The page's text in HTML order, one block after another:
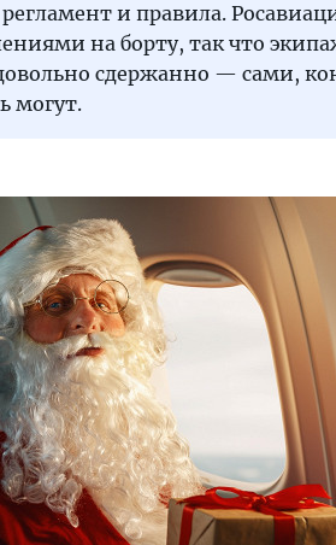
и правила.
на борту, так что
сдержанно — сами,
могут.